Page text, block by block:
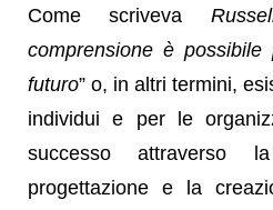
Come scriveva
comprensione è
futuro” o, in altri termini,
individui e per le
successo attraverso
progettazione e la